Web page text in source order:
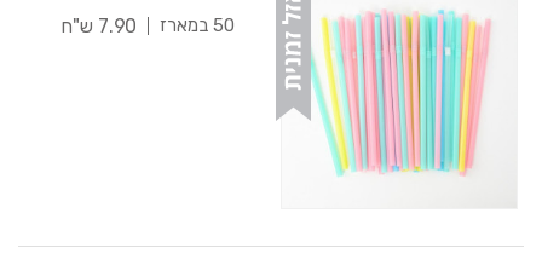
50 במארז
7.90 ש"ח